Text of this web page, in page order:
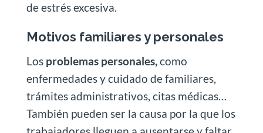
de estrés excesiva.
Motivos familiares y personales
Los problemas personales,como
enfermedades y cuidado de familiares,
trámites administrativos, citas médicas…
También pueden ser la causa por la que los